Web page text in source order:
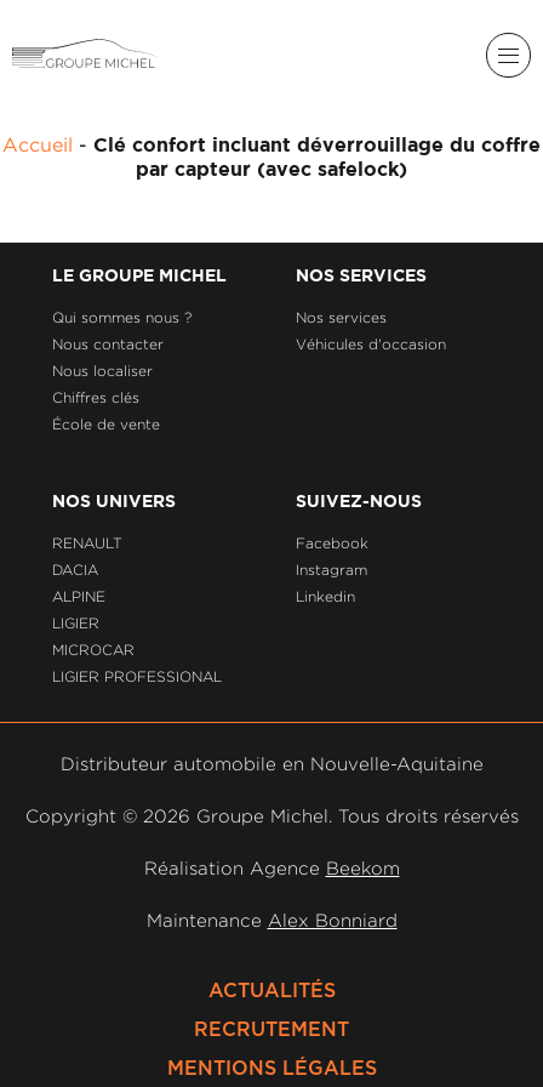
DACIA
LIGIER
PROFESSIONAL
MICHEL
HISTORIQUE
DU
MICHEL
Accueil - Clé confort incluant déverrouillage du coffre
par capteur (avec safelock)
LE GROUPE MICHEL
Qui sommes nous ?
Nous contacter
Nous localiser
Chiffres clés
École de vente
NOS SERVICES
Nos services
Véhicules d'occasion
NOS UNIVERS
RENAULT
DACIA
ALPINE
LIGIER
MICROCAR
LIGIER PROFESSIONAL
SUIVEZ-NOUS
Facebook
Instagram
Linkedin
Distributeur automobile en Nouvelle-Aquitaine
Copyright © 2026 Groupe Michel. Tous droits réservés
Réalisation Agence Beekom
Maintenance Alex Bonniard
ACTUALITÉS
RECRUTEMENT
MENTIONS LÉGALES